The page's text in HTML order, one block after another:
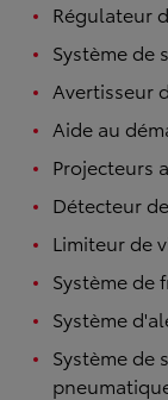
Régulateur
Système de
Avertisseur
Aide au
Projecteurs
Détecteur
Limiteur de
Système de
Système
Système de